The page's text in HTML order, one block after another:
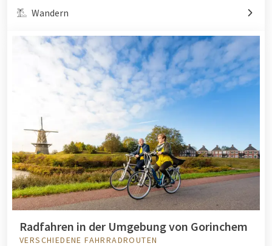
Wandern
Radfahren in der Umgebung von Gorinchem
VERSCHIEDENE FAHRRADROUTEN